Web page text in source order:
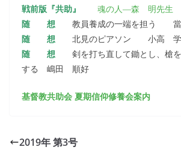
戦前版『共助』
魂の人―森 明先
随 想
教員養成の一端を担う 當
随 想 北見のピアソン 小高 学
随 想 剣を打ち直して鋤とし、槍を
する 嶋田 順好
基督教共助会 夏期信仰修養会案内
2019年 第3号